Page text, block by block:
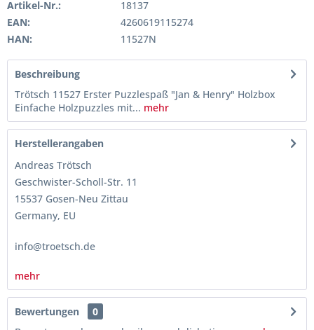
Artikel-Nr.:
18137
EAN:
4260619115274
HAN:
11527N
Beschreibung
Trötsch 11527 Erster Puzzlespaß "Jan & Henry" Holzbox
Einfache Holzpuzzles mit... mehr
Herstellerangaben
Andreas Trötsch
Geschwister-Scholl-Str. 11
15537 Gosen-Neu Zittau
Germany, EU
info@troetsch.de
mehr
Bewertungen
0